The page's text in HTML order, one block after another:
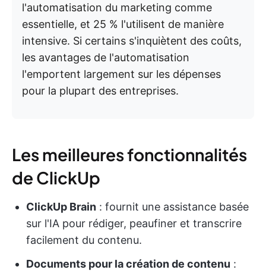
l'automatisation du marketing comme
essentielle, et 25 % l'utilisent de manière
intensive. Si certains s'inquiètent des coûts,
les avantages de l'automatisation
l'emportent largement sur les dépenses
pour la plupart des entreprises.
Les meilleures fonctionnalités
de ClickUp
ClickUp Brain : fournit une assistance basée
sur l'IA pour rédiger, peaufiner et transcrire
facilement du contenu.
Documents pour la création de contenu :